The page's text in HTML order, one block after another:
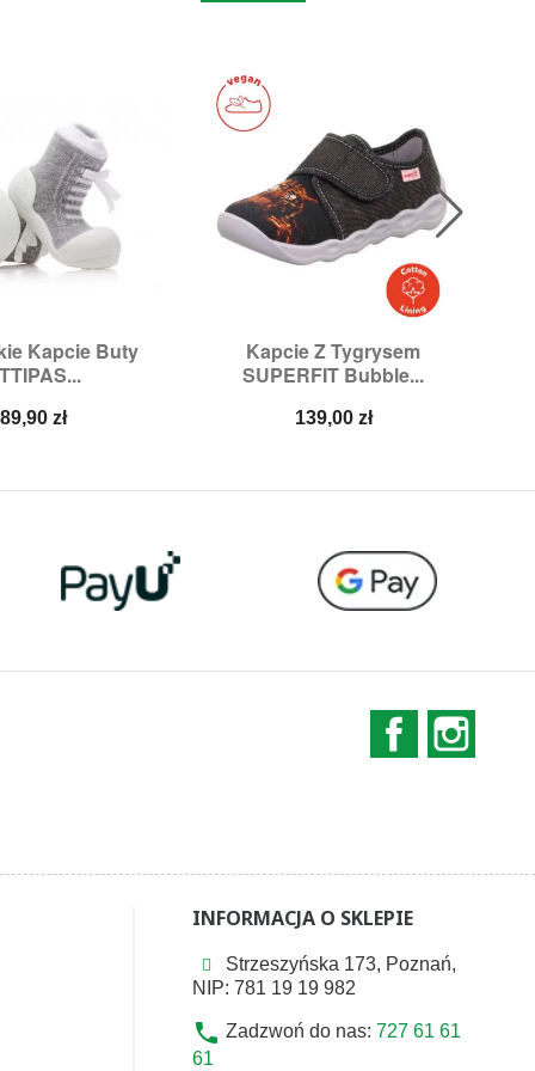
Kapcie Buty
Cena
89,90 zł
podgląd
Kapcie Z Tygrysem
SUPERFIT Bubble...
Cena
139,00 zł
Szybki podgląd
Rozmiary:26, 27,28,29,
Facebook
INFORMACJA O SKLEPIE
Strzeszyńska 173, Poznań,
NIP: 781 19 19 982
phone Zadzwoń do nas: 727 61 61
61